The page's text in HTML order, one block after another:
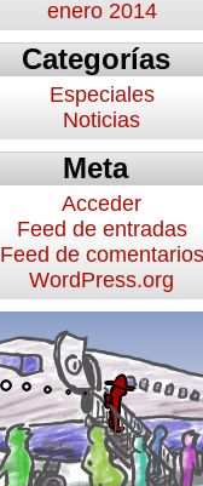
enero 2014
Categorías
Especiales
Noticias
Meta
Acceder
Feed de entradas
Feed de comentarios
WordPress.org